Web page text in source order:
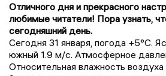
Отличного дня и прекрасного
любимые читатели! Пора узнать,
сегодняшний день.
Сегодня 31 января, погода +5°C.
южный 1.9 м/с. Атмосферное
Относительная влажность воздуха